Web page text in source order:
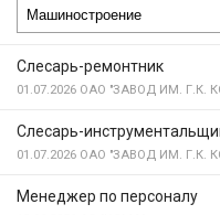
Слесарь-ремонтник
01.07.2026 ОАО "ЗАВОД ИМ. Г.К.
Слесарь-
01.07.2026 ОАО "ЗАВОД ИМ. Г.К.
Менеджер по персоналу